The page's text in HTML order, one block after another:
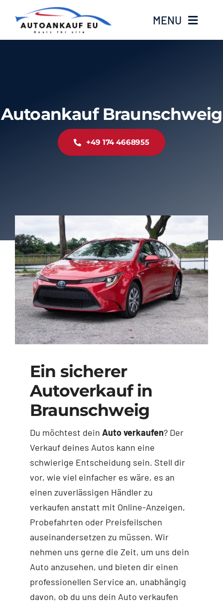
Inhalt
springen
MENU
Kontakt
Autoankauf Braunschweig
+49 174 4668955
Ein sicherer
Autoverkauf in
Braunschweig
Du möchtest dein Auto verkaufen? Der
Verkauf deines Autos kann eine
schwierige Entscheidung sein. Stell dir
vor, wie viel einfacher es wäre, es an
einen zuverlässigen Händler zu
verkaufen anstatt mit Online-Anzeigen,
Probefahrten oder Preisfeilschen
auseinandersetzen zu müssen. Wir
nehmen uns gerne die Zeit, um uns dein
Auto anzusehen, und bieten dir einen
professionellen Service an, unabhängig
davon, ob du uns dein Auto verkaufen